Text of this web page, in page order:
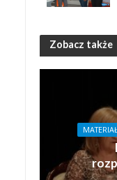
Zobacz także